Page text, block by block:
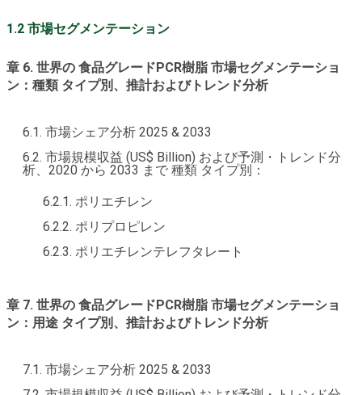
1.2 市場セグメンテーション
章 6. 世界の 食品グレードPCR樹脂 市場セグメンテーショ
ン：種類 タイプ別、推計およびトレンド分析
6.1. 市場シェア分析 2025 & 2033
6.2. 市場規模収益 (US$ Billion) および予測・トレンド分
析、2020 から 2033 まで 種類 タイプ別：
6.2.1. ポリエチレン
6.2.2. ポリプロピレン
6.2.3. ポリエチレンテレフタレート
章 7. 世界の 食品グレードPCR樹脂 市場セグメンテーショ
ン：用途 タイプ別、推計およびトレンド分析
7.1. 市場シェア分析 2025 & 2033